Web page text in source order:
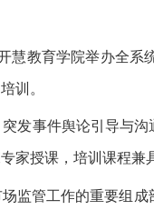
慧教育学院举办全系
训。
发事件舆论引导与
家授课，培训课程兼
监管工作的重要组